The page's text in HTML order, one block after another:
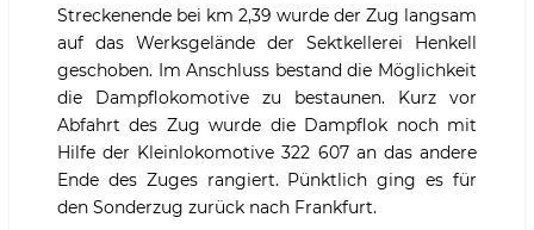
Streckenende bei km 2,39 wurde der Zug langsam
auf das Werksgelände der Sektkellerei Henkell
geschoben. Im Anschluss bestand die Möglichkeit
die Dampflokomotive zu bestaunen. Kurz vor
Abfahrt des Zug wurde die Dampflok noch mit
Hilfe der Kleinlokomotive 322 607 an das andere
Ende des Zuges rangiert. Pünktlich ging es für
den Sonderzug zurück nach Frankfurt.